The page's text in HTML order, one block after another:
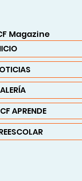
Magazine
APRENDE